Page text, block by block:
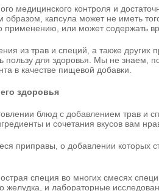
медицинского контроля и
капсула может не иметь
применению, или может содержать
из трав и специй, а также других
пользу для здоровья. Мы не знаем,
в качестве пищевой добавки.
здоровья
блюд с добавлением трав и
и сочетания вкусов вам
приправы, о добавлении которых
острая специя во многих смесях
желудка, и лабораторные